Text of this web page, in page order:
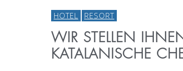
HOTEL RESORT
WIR STELLEN
KATALANISCHE